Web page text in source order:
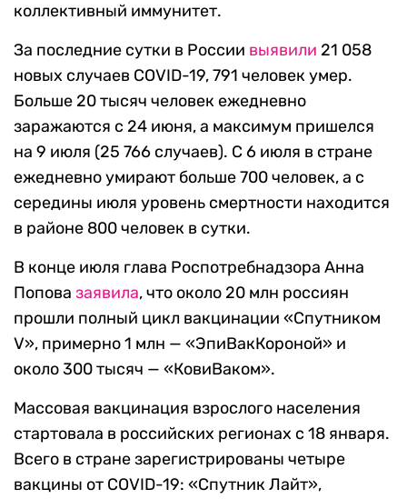
коллективный иммунитет.
За последние сутки в России выявили 21 058
новых случаев COVID-19, 791 человек умер.
Больше 20 тысяч человек ежедневно
заражаются с 24 июня, а максимум пришелся
на 9 июля (25 766 случаев). С 6 июля в стране
ежедневно умирают больше 700 человек, а с
середины июля уровень смертности находится
в районе 800 человек в сутки.
В конце июля глава Роспотребнадзора Анна
Попова заявила, что около 20 млн россиян
прошли полный цикл вакцинации «Спутником
V», примерно 1 млн — «ЭпиВакКороной» и
около 300 тысяч — «КовиВаком».
Массовая вакцинация взрослого населения
стартовала в российских регионах с 18 января.
Всего в стране зарегистрированы четыре
вакцины от COVID-19: «Спутник Лайт»,